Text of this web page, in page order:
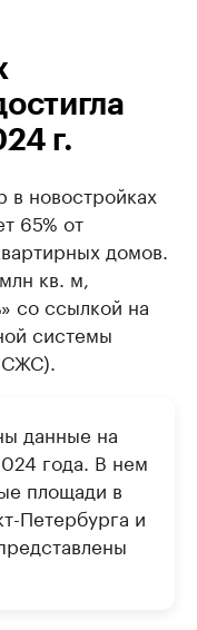
г.
в новостройках
65% от
домов.
кв. м,
со ссылкой на
системы
данные на
года. В нем
площади в
Петербурга и